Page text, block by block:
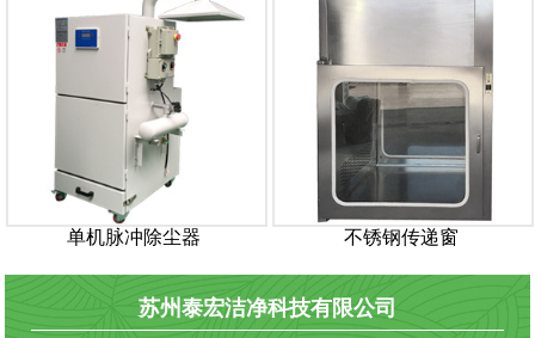
单机脉冲除尘器 不锈钢传递窗
苏州泰宏洁净科技有限公司